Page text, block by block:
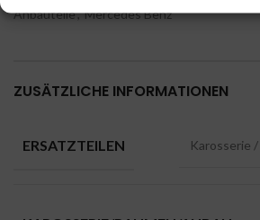
Anbauteile, Mercedes Benz
ZUSÄTZLICHE INFORMATIONEN
ERSATZTEILEN Karosserie